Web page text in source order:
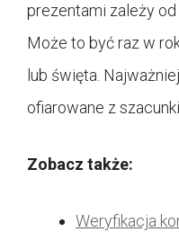
prezentami zależy
Może to być raz w
lub święta.
ofiarowane z
Zobacz także:
Weryfikacja